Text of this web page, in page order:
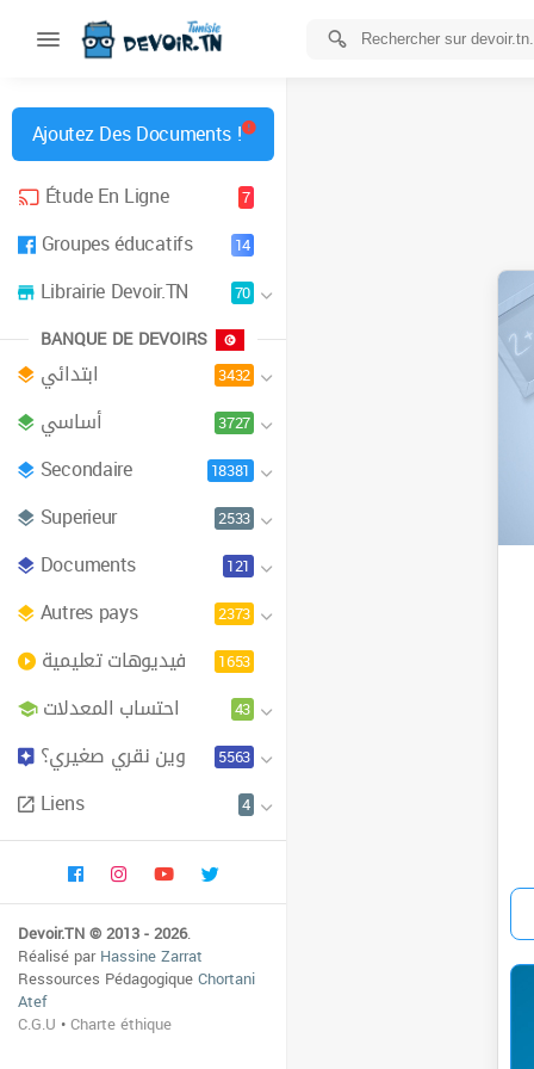
Ajoutez Des Documents !
Étude En Ligne
7
Groupes éducatifs 14
Librairie Devoir.TN 70
BANQUE DE DEVOIRS
ابتدائي 3432
أساسي 3727
Secondaire 18381
Superieur 2533
Documents 121
Autres pays 2373
فيديوهات تعليمية 1653
احتساب المعدلات 43
وين نقري صغيري؟ 5563
Liens 4
Devoir.TN © 2013 - 2026.
Réalisé parHassine Zarrat
Ressources PédagogiqueChortani
Atef
C.G.U •Charte éthique